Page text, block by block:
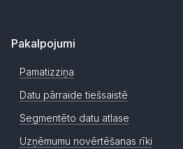
Pakalpojumi
Pamatizziņa
Datu pārraide tiešsaistē
Segmentēto datu atlase
Uzņēmumu novērtēšanas rīki